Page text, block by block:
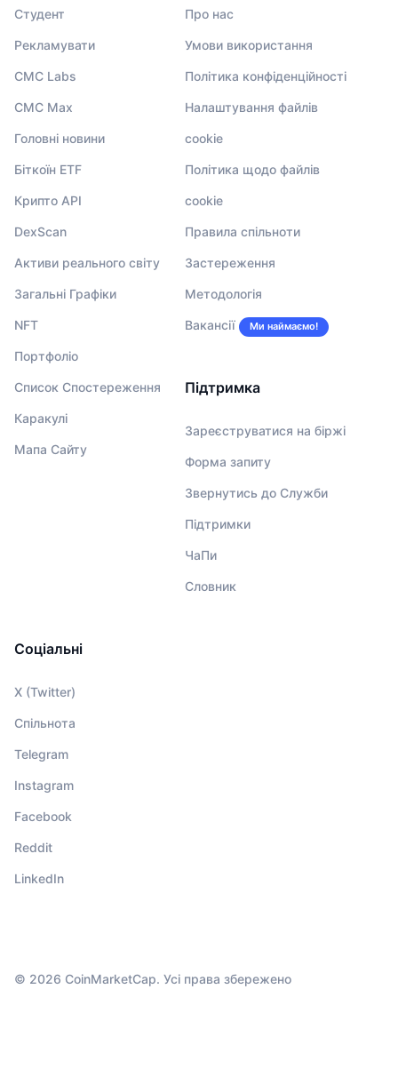
Студент
Рекламувати
CMC Labs
CMC Max
Головні новини
Біткоїн ETF
Крипто API
DexScan
Активи реального світу
Загальні Графіки
NFT
Портфоліо
Список Спостереження
Каракулі
Мапа Сайту
Про нас
Умови використання
Політика конфіденційності
Налаштування файлів
cookie
Політика щодо файлів
cookie
Правила спільноти
Застереження
Методологія
Вакансії Ми наймаємо!
Підтримка
Зареєструватися на біржі
Форма запиту
Звернутись до Служби
Підтримки
ЧаПи
Словник
Соціальні
X (Twitter)
Спільнота
Telegram
Instagram
Facebook
Reddit
LinkedIn
© 2026 CoinMarketCap. Усі права збережено